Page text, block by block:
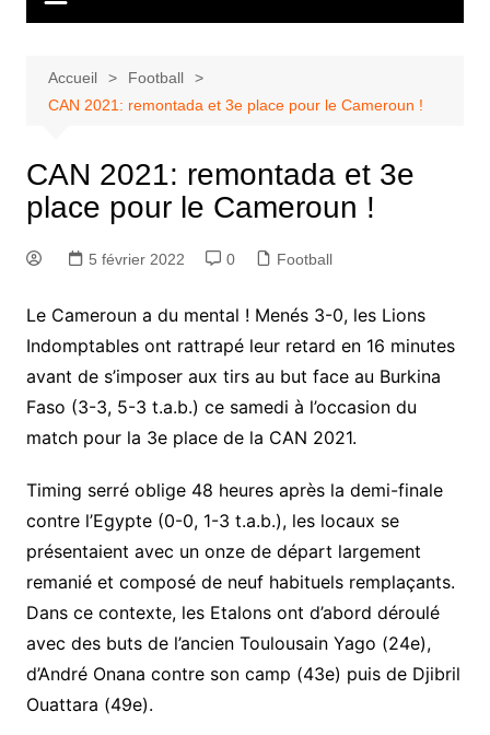
Accueil
Football
CAN 2021: remontada et 3e place pour le Cameroun !
CAN 2021: remontada et 3e
place pour le Cameroun !
5 février 2022 0 Football
Le Cameroun a du mental ! Menés 3-0, les Lions
Indomptables ont rattrapé leur retard en 16 minutes
avant de s’imposer aux tirs au but face au Burkina
Faso (3-3, 5-3 t.a.b.) ce samedi à l’occasion du
match pour la 3e place de la CAN 2021.
Timing serré oblige 48 heures après la demi-finale
contre l’Egypte (0-0, 1-3 t.a.b.), les locaux se
présentaient avec un onze de départ largement
remanié et composé de neuf habituels remplaçants.
Dans ce contexte, les Etalons ont d’abord déroulé
avec des buts de l’ancien Toulousain Yago (24e),
d’André Onana contre son camp (43e) puis de Djibril
Ouattara (49e).